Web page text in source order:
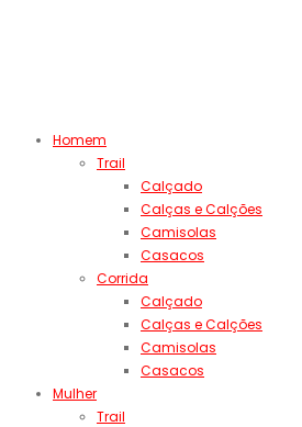
Homem
Trail
Calçado
Calças e Calções
Camisolas
Casacos
Corrida
Calçado
Calças e Calções
Camisolas
Casacos
Mulher
Trail